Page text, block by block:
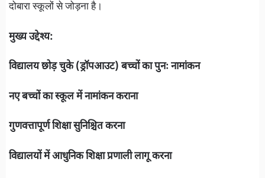
दोबारा स्कूलों से जोड़ना है।
मुख्य उद्देश्य:
विद्यालय छोड़ चुके (ड्रॉपआउट) बच्चों का पुनः नामांकन
नए बच्चों का स्कूल में नामांकन कराना
गुणवत्तापूर्ण शिक्षा सुनिश्चित करना
विद्यालयों में आधुनिक शिक्षा प्रणाली लागू करना